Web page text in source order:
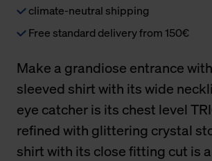
climate-neutral shipping
Free standard delivery from 150€
Make a grandiose entrance
sleeved shirt with its wide
eye catcher is its chest level
refined with glittering crystal
shirt with its close fitting cut is